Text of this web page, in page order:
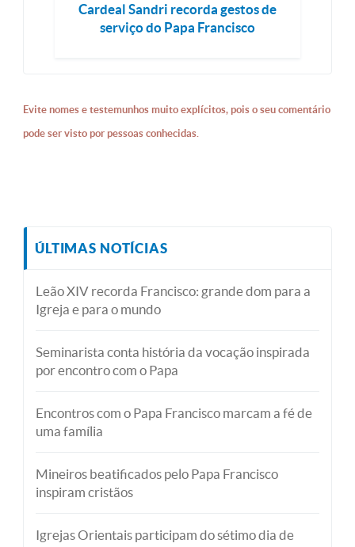
Cardeal Sandri recorda gestos de
serviço do Papa Francisco
Evite nomes e testemunhos muito explícitos, pois o seu comentário
pode ser visto por pessoas conhecidas.
ÚLTIMAS NOTÍCIAS
Leão XIV recorda Francisco: grande dom para a
Igreja e para o mundo
Seminarista conta história da vocação inspirada
por encontro com o Papa
Encontros com o Papa Francisco marcam a fé de
uma família
Mineiros beatificados pelo Papa Francisco
inspiram cristãos
Igrejas Orientais participam do sétimo dia de